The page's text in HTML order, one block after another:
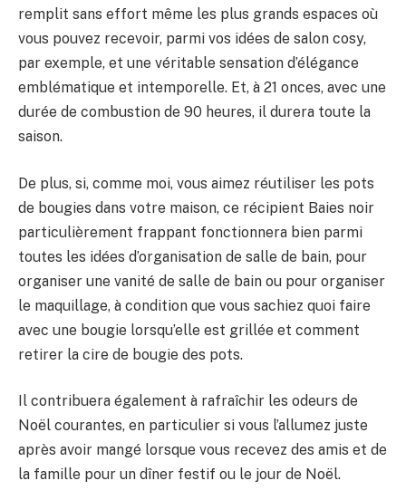
remplit sans effort même les plus grands espaces où
vous pouvez recevoir, parmi vos idées de salon cosy,
par exemple, et une véritable sensation d’élégance
emblématique et intemporelle. Et, à 21 onces, avec une
durée de combustion de 90 heures, il durera toute la
saison.
De plus, si, comme moi, vous aimez réutiliser les pots
de bougies dans votre maison, ce récipient Baies noir
particulièrement frappant fonctionnera bien parmi
toutes les idées d’organisation de salle de bain, pour
organiser une vanité de salle de bain ou pour organiser
le maquillage, à condition que vous sachiez quoi faire
avec une bougie lorsqu’elle est grillée et comment
retirer la cire de bougie des pots.
Il contribuera également à rafraîchir les odeurs de
Noël courantes, en particulier si vous l’allumez juste
après avoir mangé lorsque vous recevez des amis et de
la famille pour un dîner festif ou le jour de Noël.